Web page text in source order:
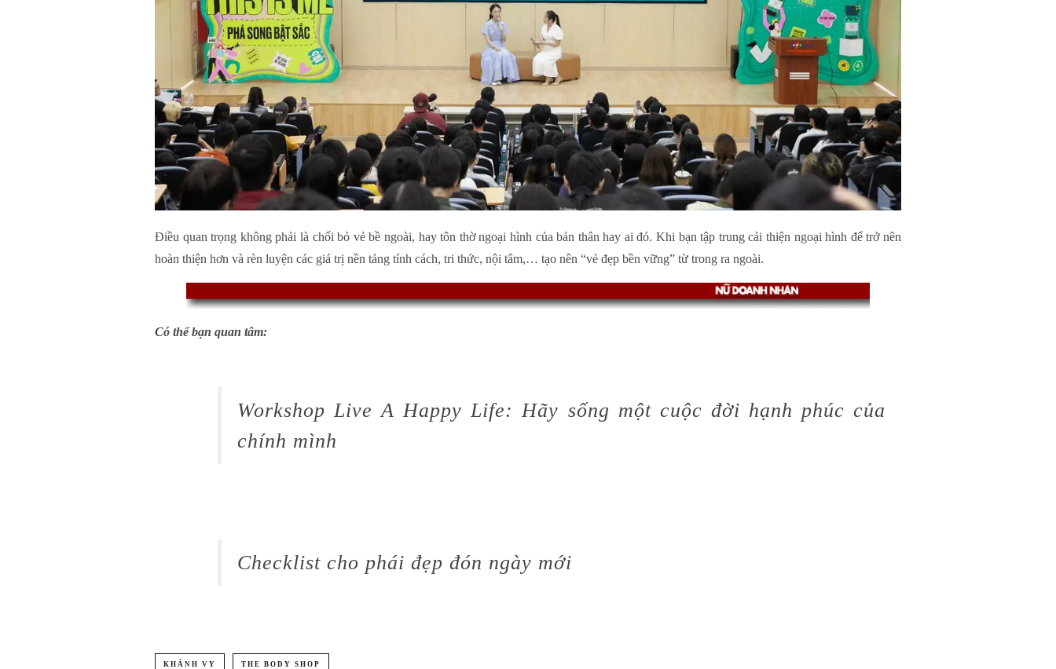
Điều quan trọng không phải là chối bỏ vẻ bề ngoài, hay tôn thờ ngoại hình của bản thân hay ai đó. Khi bạn tập trung cải thiện ngoại hình để trở nên
hoàn thiện hơn và rèn luyện các giá trị nền tảng tính cách, tri thức, nội tâm,… tạo nên “vẻ đẹp bền vững” từ trong ra ngoài.
Có thể bạn quan tâm:
Workshop Live A Happy Life: Hãy sống một cuộc đời hạnh phúc của
chính mình
Checklist cho phái đẹp đón ngày mới
KHÁNH VY THE BODY SHOP